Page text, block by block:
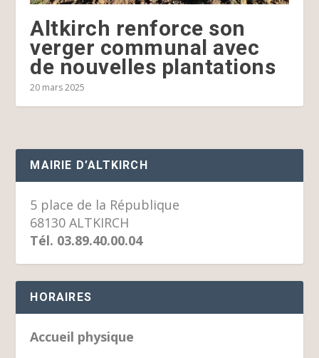
Altkirch renforce son
verger communal avec
de nouvelles plantations
20 mars 2025
MAIRIE D’ALTKIRCH
5 place de la République
68130 ALTKIRCH
Tél. 03.89.40.00.04
HORAIRES
Accueil physique